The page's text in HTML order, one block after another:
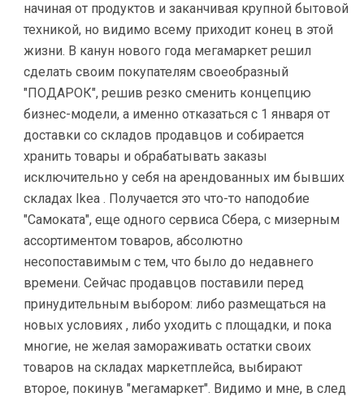
начиная от продуктов и заканчивая крупной бытовой
техникой, но видимо всему приходит конец в этой
жизни. В канун нового года мегамаркет решил
сделать своим покупателям своеобразный
"ПОДАРОК", решив резко сменить концепцию
бизнес-модели, а именно отказаться с 1 января от
доставки со складов продавцов и собирается
хранить товары и обрабатывать заказы
исключительно у себя на арендованных им бывших
складах Ikea . Получается это что-то наподобие
"Самоката", еще одного сервиса Сбера, с мизерным
ассортиментом товаров, абсолютно
несопоставимым с тем, что было до недавнего
времени. Сейчас продавцов поставили перед
принудительным выбором: либо размещаться на
новых условиях , либо уходить с площадки, и пока
многие, не желая замораживать остатки своих
товаров на складах маркетплейса, выбирают
второе, покинув "мегамаркет". Видимо и мне, в след